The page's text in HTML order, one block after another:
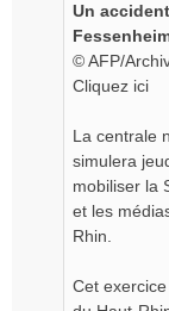
Un
© AFP/
Cliquez ici
La centrale
simulera
mobiliser la
et les
Rhin.
Cet